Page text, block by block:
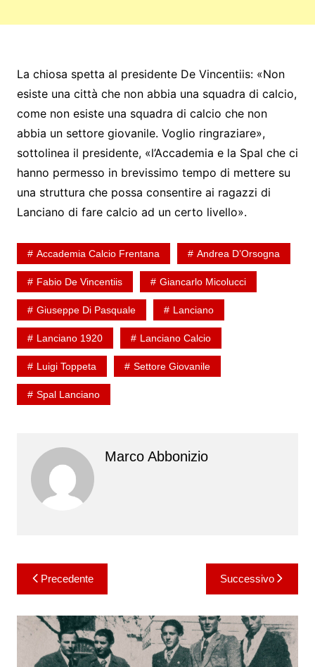
La chiosa spetta al presidente De Vincentiis: «Non
esiste una città che non abbia una squadra di calcio,
come non esiste una squadra di calcio che non
abbia un settore giovanile. Voglio ringraziare»,
sottolinea il presidente, «l’Accademia e la Spal che ci
hanno permesso in brevissimo tempo di mettere su
una struttura che possa consentire ai ragazzi di
Lanciano di fare calcio ad un certo livello».
Accademia Calcio Frentana Andrea D’Orsogna
Fabio De Vincentiis Giancarlo Micolucci
Giuseppe Di Pasquale Lanciano
Lanciano 1920 Lanciano Calcio
Luigi Toppeta Settore Giovanile
Spal Lanciano
Marco Abbonizio
Navigazione
articoli
Precedente Successivo